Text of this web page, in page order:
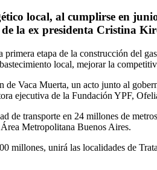
local, al cumplirse en
la ex presidenta Cristina
etapa de la construcción del
local, mejorar la
Vaca Muerta, un acto junto al
ejecutiva de la Fundación YPF,
de transporte en 24 millones de
Metropolitana Buenos Aires.
millones, unirá las localidades de